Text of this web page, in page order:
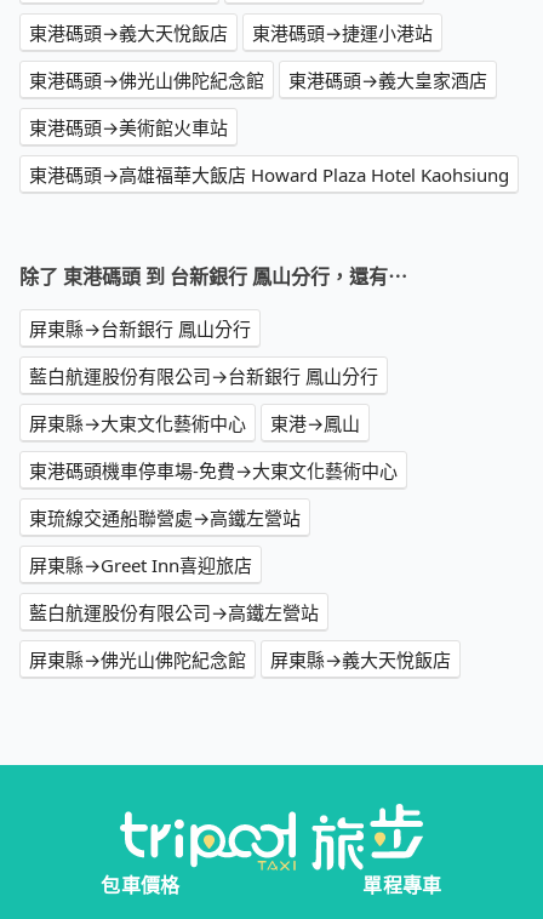
東港碼頭→義大天悅飯店
東港碼頭→捷運小港站
東港碼頭→佛光山佛陀紀念館
東港碼頭→義大皇家酒店
東港碼頭→美術館火車站
東港碼頭→高雄福華大飯店 Howard Plaza Hotel Kaohsiung
除了 東港碼頭 到 台新銀行 鳳山分行，還有⋯
屏東縣→台新銀行 鳳山分行
藍白航運股份有限公司→台新銀行 鳳山分行
屏東縣→大東文化藝術中心
東港→鳳山
東港碼頭機車停車場-免費→大東文化藝術中心
東琉線交通船聯營處→高鐵左營站
屏東縣→Greet Inn喜迎旅店
藍白航運股份有限公司→高鐵左營站
屏東縣→佛光山佛陀紀念館
屏東縣→義大天悅飯店
包車價格
單程專車